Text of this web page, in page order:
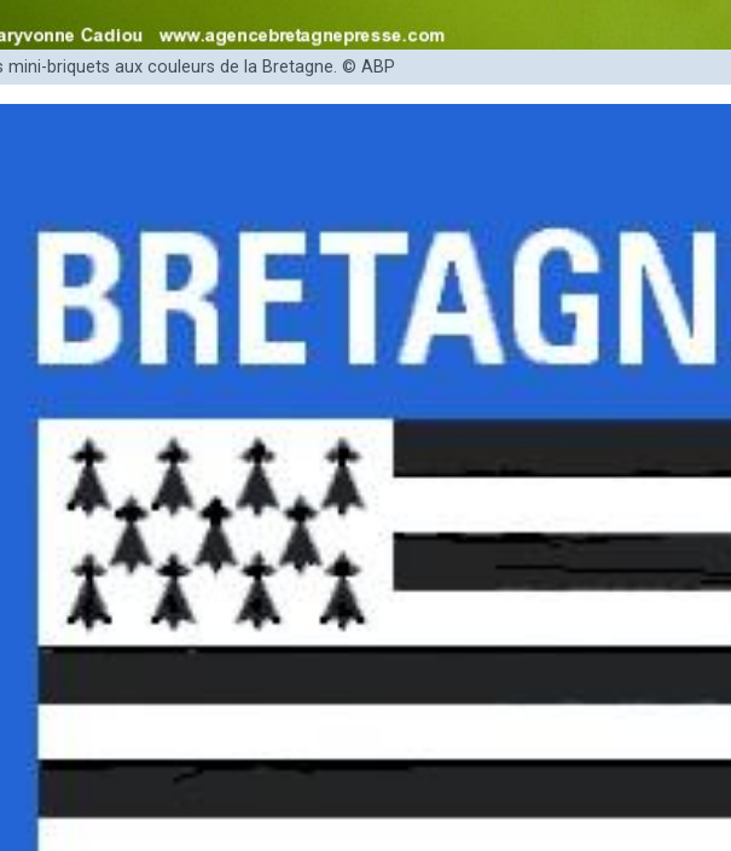
mini-briquets aux couleurs de la Bretagne. © ABP